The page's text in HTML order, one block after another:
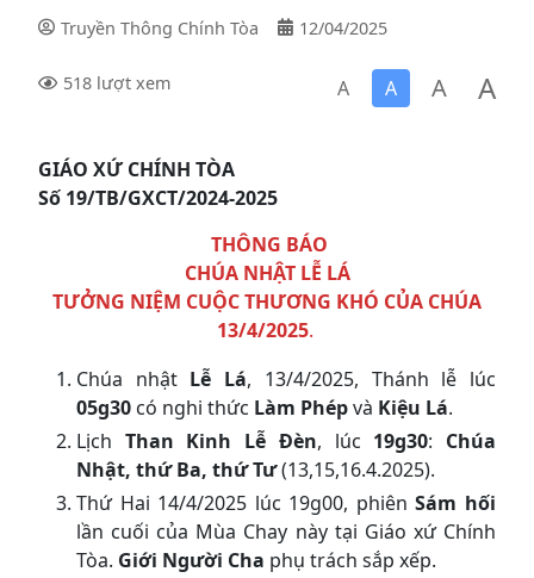
Truyền Thông Chính Tòa 12/04/2025
518 lượt xem A A A A
GIÁO XỨ CHÍNH TÒA
Số 19/TB/GXCT/2024-2025
THÔNG BÁO
CHÚA NHẬT LỄ LÁ
TƯỞNG NIỆM CUỘC THƯƠNG KHÓ CỦA CHÚA
13/4/2025.
Chúa nhật Lễ Lá, 13/4/2025, Thánh lễ lúc
05g30 có nghi thức Làm Phépvà Kiệu Lá.
Lịch Than Kinh Lễ Đèn, lúc 19g30: Chúa
Nhật, thứ Ba, thứ Tư(13,15,16.4.2025).
Thứ Hai 14/4/2025 lúc 19g00, phiênSám hối
lần cuối của Mùa Chay này tại Giáo xứ Chính
Tòa. Giới Người Cha phụ trách sắp xếp.